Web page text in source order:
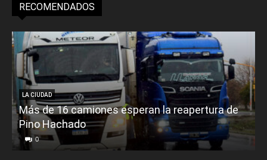
RECOMENDADOS
LA CIUDAD
Más de 16 camiones esperan la reapertura de
Pino Hachado
0